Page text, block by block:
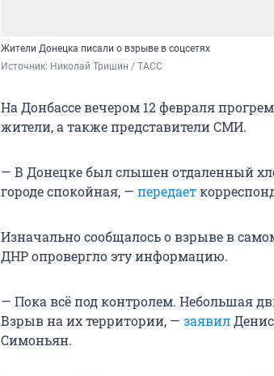
Жители Донецка писали о взрыве в соцсетях
Источник: Николай Тришин / ТАСС
На Донбассе вечером 12 февраля
жители, а также представители СМИ.
— В Донецке был слышен отдаленный
городе спокойная, — передает
Изначально сообщалось о взрыве в
ДНР опровергло эту информацию.
— Пока всё под контролем. Небольшая
Взрыв на их территории, — заявил
Симоньян.